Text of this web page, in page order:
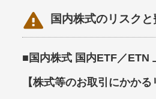
 国内株式のリスク
■国内株式 国内ETF／ETN
【株式等のお取引にかか